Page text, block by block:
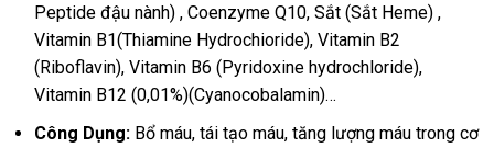
Peptide đậu nành) , Coenzyme Q10, Sắt (Sắt Heme) ,
Vitamin B1(Thiamine Hydrochioride), Vitamin B2
(Riboflavin), Vitamin B6 (Pyridoxine hydrochloride),
Vitamin B12 (0,01%)(Cyanocobalamin)…
Công Dụng: Bổ máu, tái tạo máu, tăng lượng máu trong cơ